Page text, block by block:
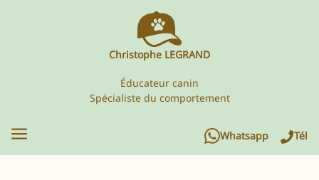
Christophe LEGRAND
Éducateur canin
Spécialiste du comportement
Whatsapp Tél